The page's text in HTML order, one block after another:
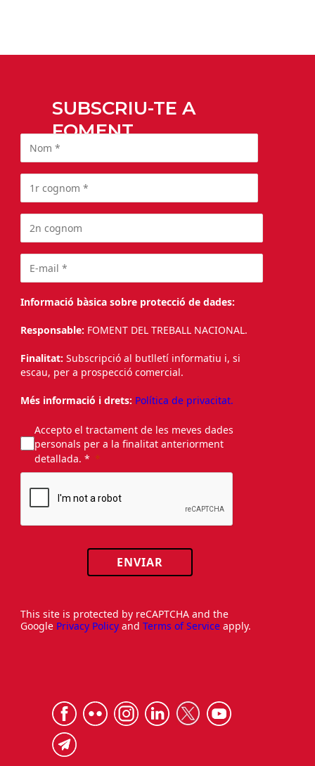
SUBSCRIU-TE A
FOMENT
Informació bàsica sobre protecció de dades:
Responsable: FOMENT DEL TREBALL NACIONAL.
Finalitat: Subscripció al butlletí informatiu i, si
escau, per a prospecció comercial.
Més informació i drets: Política de privacitat.
Accepto el tractament de les meves dades
personals per a la finalitat anteriorment
detallada. *
ENVIAR
This site is protected by reCAPTCHA and the
Google Privacy Policy and Terms of Service apply.